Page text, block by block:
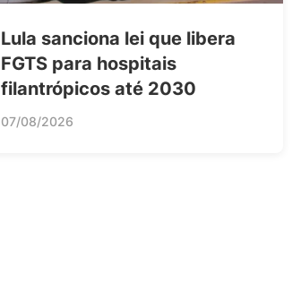
Lula sanciona lei que libera
FGTS para hospitais
filantrópicos até 2030
07/08/2026